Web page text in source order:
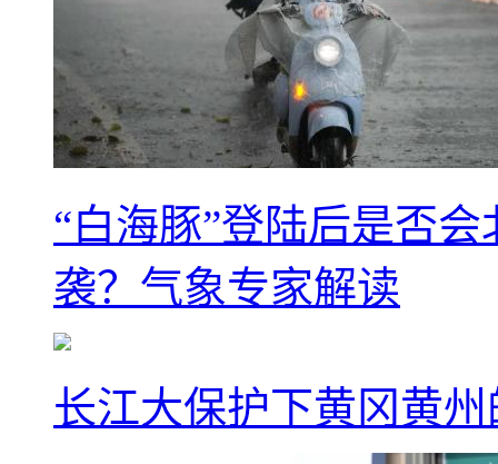
“白海豚”登陆后是否
袭？气象专家解读
长江大保护下黄冈黄